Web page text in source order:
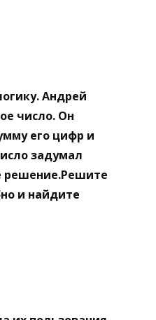
Андрей
число. Он
его цифр и
задумал
решение.Решите
и найдите